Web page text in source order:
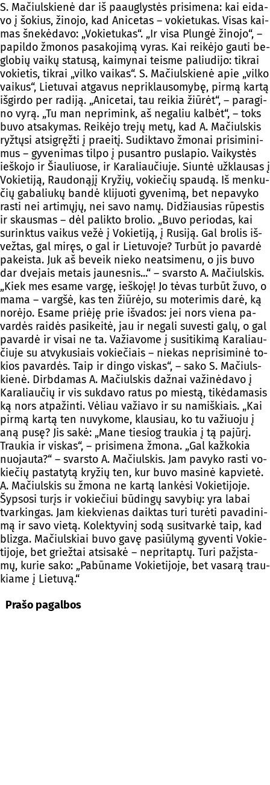
S. Ma­čiuls­kie­nė dar iš paaug­lys­tės pri­si­me­na: kai ei­da­
vo į šo­kius, ži­no­jo, kad Ani­ce­tas – vo­kie­tu­kas. Vi­sas kai­
mas šne­kė­da­vo: „Vo­kie­tu­kas“. „Ir vi­sa Plun­gė ži­no­jo“, –
pa­pil­do žmo­nos pa­sa­ko­ji­mą vy­ras. Kai rei­kė­jo gau­ti be­
glo­bių vai­kų sta­tu­są, kai­my­nai teis­me pa­liu­di­jo: tik­rai
vo­kie­tis, tik­rai „vil­ko vai­kas“. S. Ma­čiuls­kie­nė apie „vil­ko
vai­kus“, Lie­tu­vai at­ga­vus ne­prik­lau­so­my­bę, pir­mą kar­tą
iš­gir­do per ra­di­ją. „Ani­ce­tai, tau rei­kia žiū­rėt“, – pa­ra­gi­
no vy­rą. „Tu man ne­pri­mink, aš ne­ga­liu kal­bėt“, – toks
bu­vo at­sa­ky­mas. Rei­kė­jo tre­jų me­tų, kad A. Ma­čiuls­kis
ryž­tų­si at­si­gręž­ti į praei­tį. Su­dik­ta­vo žmo­nai pri­si­mi­ni­
mus – gy­ve­ni­mas til­po į pu­sant­ro pus­la­pio. Vai­kys­tės
ieš­ko­jo ir Šiau­liuo­se, ir Ka­ra­liau­čiu­je. Siun­tė už­klau­sas į
Vo­kie­ti­ją, Rau­do­ną­jį Kry­žių, vo­kie­čių spau­dą. Iš men­ku­
čių ga­ba­liu­kų ban­dė kli­juo­ti gy­ve­ni­mą, bet ne­pa­vy­ko
ras­ti nei ar­ti­mų­jų, nei sa­vo na­mų. Di­džiau­sias rū­pes­tis
ir skaus­mas – dėl pa­lik­to bro­lio. „Bu­vo pe­rio­das, kai
su­rink­tus vai­kus ve­žė į Vo­kie­ti­ją, į Ru­si­ją. Gal bro­lis iš­
vež­tas, gal mi­ręs, o gal ir Lie­tu­vo­je? Tur­būt jo pa­var­dė
pa­keis­ta. Juk aš be­veik nie­ko neat­si­me­nu, o jis bu­vo
dar dve­jais me­tais jau­nes­nis...“ – svars­to A. Ma­čiuls­kis.
„Kiek mes esa­me var­gę, ieš­ko­ję! Jo tė­vas tur­būt žu­vo, o
ma­ma – varg­šė, kas ten žiū­rė­jo, su mo­te­ri­mis da­rė, ką
no­rė­jo. Esa­me priė­ję prie iš­va­dos: jei nors vie­na pa­
var­dės rai­dės pa­si­kei­tė, jau ir ne­ga­li su­ves­ti ga­lų, o gal
pa­var­dė ir vi­sai ne ta. Va­žia­vo­me į su­si­ti­ki­mą Ka­ra­liau­
čiu­je su at­vy­ku­siais vo­kie­čiais – nie­kas ne­pri­si­mi­nė to­
kios pa­var­dės. Taip ir din­go vis­kas“, – sa­ko S. Ma­čiuls­
kie­nė. Dirb­da­mas A. Ma­čiuls­kis daž­nai va­ži­nė­da­vo į
Ka­ra­liau­čių ir vis su­kda­vo ra­tus po mies­tą, ti­kė­da­ma­sis
ką nors at­pa­žin­ti. Vė­liau va­žia­vo ir su na­miš­kiais. „Kai
pir­mą kar­tą ten nu­vy­ko­me, klau­siau, ko tu va­žiuo­ju į
aną pu­sę? Jis sa­kė: „Ma­ne tie­siog trau­kia į tą pa­jū­rį.
Trau­kia ir vis­kas“, – pri­si­me­na žmo­na. „Gal kaž­ko­kia
nuo­jau­ta?“ – svars­to A. Ma­čiuls­kis. Jam pa­vy­ko ras­ti vo­
kie­čių pa­sta­ty­tą kry­žių ten, kur bu­vo ma­si­nė kap­vie­tė.
A. Ma­čiuls­kis su žmo­na ne kar­tą lan­kė­si Vo­kie­ti­jo­je.
Šyp­so­si tu­rįs ir vo­kie­čiui bū­din­gų sa­vy­bių: yra la­bai
tvar­kin­gas. Jam kiek­vie­nas daik­tas tu­ri tu­rė­ti pa­va­di­ni­
mą ir sa­vo vie­tą. Ko­lek­ty­vi­nį so­dą su­si­tvar­kė taip, kad
bliz­ga. Ma­čiuls­kiai bu­vo ga­vę pa­siū­ly­mą gy­ven­ti Vo­kie­
ti­jo­je, bet griež­tai at­si­sa­kė – ne­pri­tap­tų. Tu­ri pa­žįs­ta­
mų, ku­rie sa­ko: „Pa­bū­na­me Vo­kie­ti­jo­je, bet va­sa­rą trau­
kia­me į Lie­tu­vą.“
Pra­šo pa­gal­bos